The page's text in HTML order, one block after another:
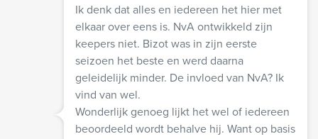
Ik denk dat alles en iedereen het hier met
elkaar over eens is. NvA ontwikkeld zijn
keepers niet. Bizot was in zijn eerste
seizoen het beste en werd daarna
geleidelijk minder. De invloed van NvA? Ik
vind van wel.
Wonderlijk genoeg lijkt het wel of iedereen
beoordeeld wordt behalve hij. Want op basis